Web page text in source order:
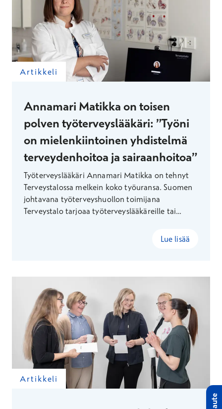
Artikkeli
Annamari Matikka on toisen
polven työterveyslääkäri: ”Työni
on mielenkiintoinen yhdistelmä
terveydenhoitoa ja sairaanhoitoa”
Työterveyslääkäri Annamari Matikka on tehnyt
Terveystalossa melkein koko työuransa. Suomen
johtavana työterveyshuollon toimijana
Terveystalo tarjoaa työterveyslääkäreille tai
mahdollisuuksia. Terveystalon työterveyshuolto
Lue lisää
Artikkeli